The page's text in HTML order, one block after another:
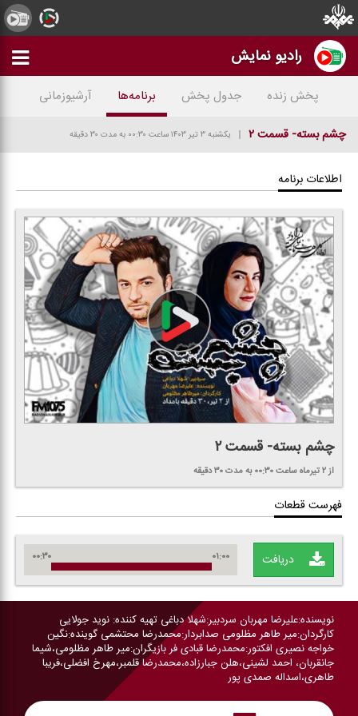
رادیو نمایش
پخش زنده جدول پخش برنامه‌ها
آرشیوزمانی
چشم بسته- قسمت ۲
یکشنبه ۳ تیر ۱۴۰۳ ساعت ۰۰:۳۰ به مدت ۳۰ دقیقه
اطلاعات برنامه
چشم بسته- قسمت ۲
از ۲ تیرماه ساعت ۰۰:۳۰ به مدت ۳۰ دقیقه
فهرست قطعات
دریافت ۰۰:۳۰ ۰۱:۰۰
نویسنده:علیرضا مهربان سردبیر:شهلا دباغی تهیه كننده: نوید جولایی
كارگردان:میر طاهر مظلومی صدابردار:محمدرضا محتشمی گوینده:نگین
خواجه نصیری افكتور:محمدرضا قبادی فر بازیگران:میر طاهر مظلومی،شیما
جانقربان، احمد لشینی،هلن جبارزاده،محمدرضا قلمبر،مهرخ افضلی،فریبا
طاهری،اسداله صمدی پور